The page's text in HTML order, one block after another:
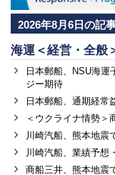
2026年8月6日の記
海運＜経営・全般
日本郵船、NSU海
ジー期待
日本郵船、通期経常
＜ウクライナ情勢＞
川崎汽船、熊本地震
川崎汽船、業績予想
商船三井、熊本地震